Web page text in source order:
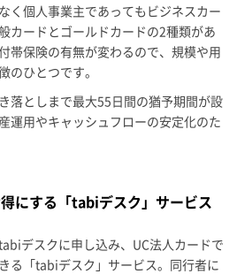
く個人事業主であってもビジネスカー
カードとゴールドカードの2種類があ
帯保険の有無が変わるので、規模や用
のひとつです。
落としまで最大55日間の猶予期間が設
運用やキャッシュフローの安定化のた
にする「tabiデスク」サービス
デスクに申し込み、UC法人カードで
る「tabiデスク」サービス。同行者に